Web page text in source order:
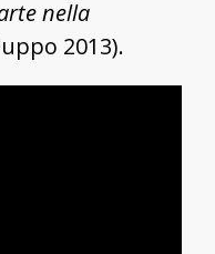
nella
2013).